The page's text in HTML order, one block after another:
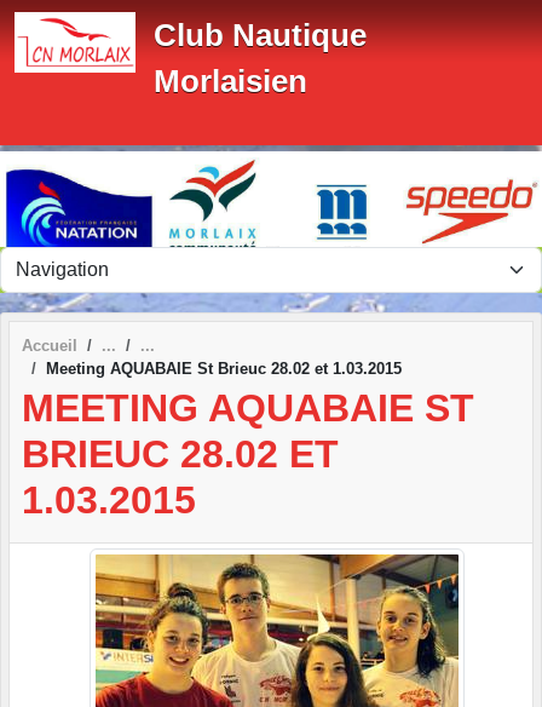
Club Nautique
Morlaisien
Accueil
Meeting AQUABAIE St Brieuc 28.02 et 1.03.2015
MEETING AQUABAIE ST
BRIEUC 28.02 ET
1.03.2015
Panneau de gestion des cookies